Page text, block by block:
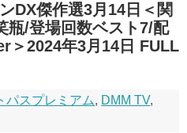
DX傑作選3月14日＜関
瓶/登場回数ベスト7/配
＞2024年3月14日 FULL
パスプレミアム, DMM TV,